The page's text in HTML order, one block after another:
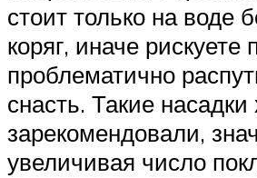
стоит только на воде
коряг, иначе рискуете
проблематично
снасть. Такие
зарекомендовали,
увеличивая число